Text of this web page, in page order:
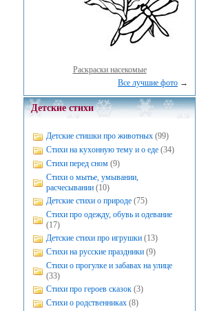
Раскраски насекомые
Все лучшие фото →
Детские стихи
Детские стишки про животных (99)
Стихи на кухонную тему и о еде (34)
Стихи перед сном (9)
Стихи о мытье, умывании,
расчесывании (10)
Детские стихи о природе (75)
Стихи про одежду, обувь и одевание
(17)
Детские стихи про игрушки (13)
Стихи на русские праздники (9)
Стихи о прогулке и забавах на улице
(33)
Стихи про героев сказок (3)
Стихи о родственниках (8)